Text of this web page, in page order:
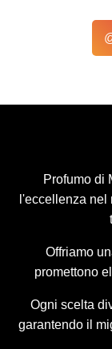
Profumo di
l'eccellenza
Offriamo
promettono
Ogni scelta
garantendo il